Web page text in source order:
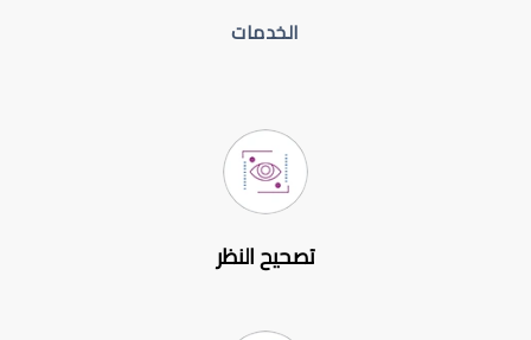
الخدمات
تصحيح النظر